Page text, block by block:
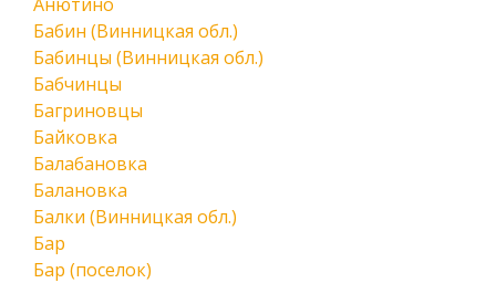
Бабин (Винницкая обл.)
Бабинцы (Винницкая обл.)
Бабчинцы
Багриновцы
Байковка
Балабановка
Балановка
Балки (Винницкая обл.)
Бар
Бар (поселок)